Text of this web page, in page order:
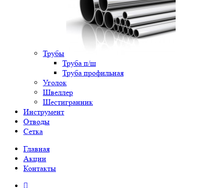
Трубы
Труба п/ш
Труба профильная
Уголок
Швеллер
Шестигранник
Инструмент
Отводы
Сетка
Главная
Акции
Контакты